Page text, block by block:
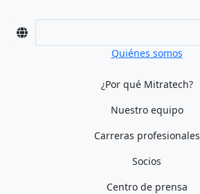
Quiénes somos
¿Por qué Mitratech?
Nuestro equipo
Carreras profesionales
Socios
Centro de prensa